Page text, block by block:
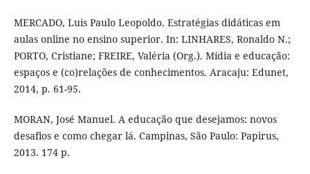
MERCADO, Luis Paulo Leopoldo. Estratégias didáticas em
aulas online no ensino superior. In: LINHARES, Ronaldo N.;
PORTO, Cristiane; FREIRE, Valéria (Org.). Mídia e educação:
espaços e (co)relações de conhecimentos. Aracaju: Edunet,
2014, p. 61-95.
MORAN, José Manuel. A educação que desejamos: novos
desafios e como chegar lá. Campinas, São Paulo: Papirus,
2013. 174 p.